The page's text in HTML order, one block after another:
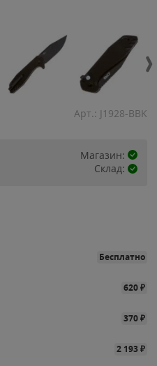
Арт.: J1928-BBK
Магазин:
Склад:
Бесплатно
620₽
370₽
2 193₽